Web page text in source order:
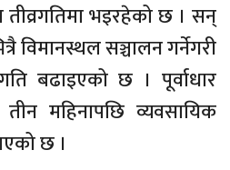
तीव्रगतिमा भइरहेको छ । सन्
विमानस्थल सञ्चालन गर्नेगरी
बढाइएको छ । पूर्वाधार
महिनापछि व्यवसायिक
छ ।